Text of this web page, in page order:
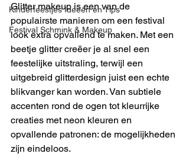
Kinderfeestjes Ideeën en Tips
Festival Schmink & Makeup
Glitter makeup is een van de
populairste manieren om een festival
look extra opvallend te maken. Met een
beetje glitter creëer je al snel een
feestelijke uitstraling, terwijl een
uitgebreid glitterdesign juist een echte
blikvanger kan worden. Van subtiele
accenten rond de ogen tot kleurrijke
creaties met neon kleuren en
opvallende patronen: de mogelijkheden
zijn eindeloos.